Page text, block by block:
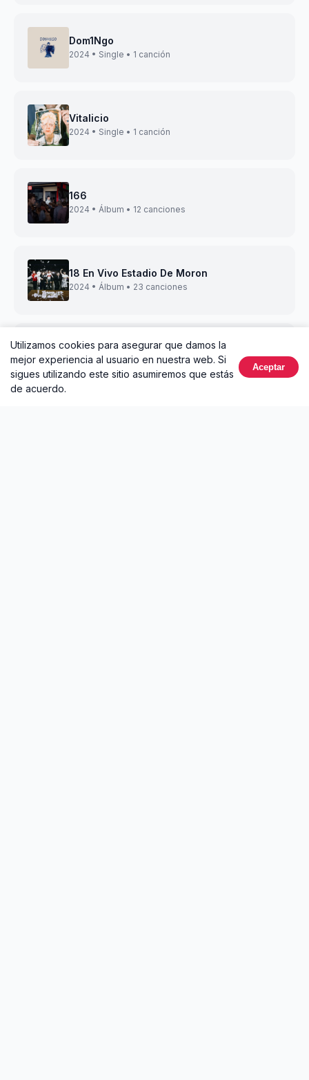
Dom1Ngo
2024 • Single • 1 canción
Vitalicio
2024 • Single • 1 canción
166
2024 • Álbum • 12 canciones
18 En Vivo Estadio De Moron
2024 • Álbum • 23 canciones
511
2023 • Álbum • 5 canciones
Utilizamos cookies para asegurar que damos la
mejor experiencia al usuario en nuestra web. Si
sigues utilizando este sitio asumiremos que estás
de acuerdo.
Aceptar